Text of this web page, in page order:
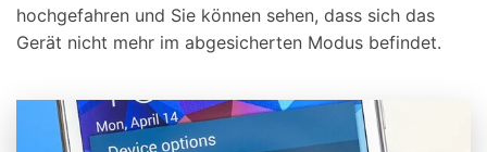
hochgefahren und Sie können sehen, dass sich das
Gerät nicht mehr im abgesicherten Modus befindet.